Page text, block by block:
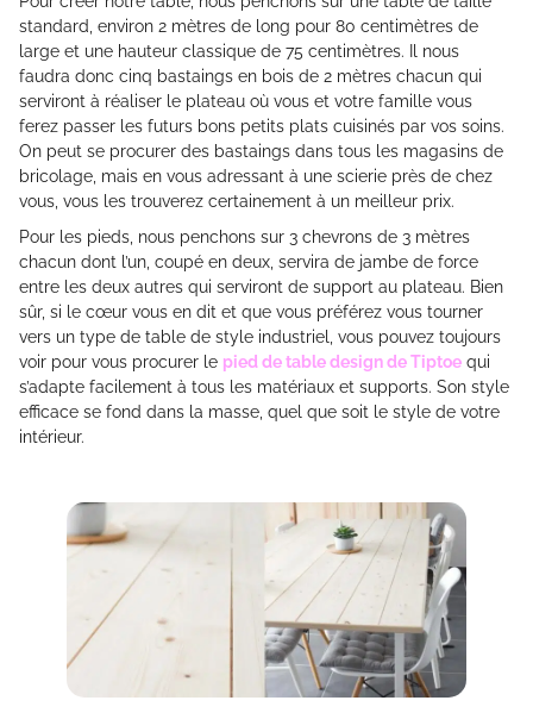
standard, environ 2 mètres de long pour 80 centimètres de
large et une hauteur classique de 75 centimètres. Il nous
faudra donc cinq bastaings en bois de 2 mètres chacun qui
serviront à réaliser le plateau où vous et votre famille vous
ferez passer les futurs bons petits plats cuisinés par vos soins.
On peut se procurer des bastaings dans tous les magasins de
bricolage, mais en vous adressant à une scierie près de chez
vous, vous les trouverez certainement à un meilleur prix.
Pour les pieds, nous penchons sur 3 chevrons de 3 mètres
chacun dont l’un, coupé en deux, servira de jambe de force
entre les deux autres qui serviront de support au plateau. Bien
sûr, si le cœur vous en dit et que vous préférez vous tourner
vers un type de table de style industriel, vous pouvez toujours
voir pour vous procurer le pied de table design de Tiptoe qui
s’adapte facilement à tous les matériaux et supports. Son style
efficace se fond dans la masse, quel que soit le style de votre
intérieur.